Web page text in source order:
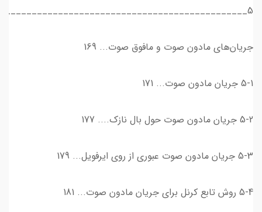
5_______________________________________________
جريان‌هاي مادون صوت و مافوق صوت... 169
5-1 جريان مادون صوت... 171
5-2 جريان مادون صوت حول بال نازك.... 177
5-3 جريان مادون صوت عبوري از روي ايرفويل... 179
5-4 روش تابع كرنل براي جريان مادون صوت... 181